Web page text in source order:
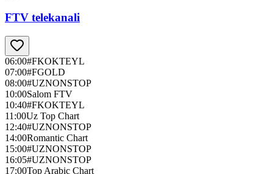
FTV telekanali
06:00#FKOKTEYL
07:00#FGOLD
08:00#UZNONSTOP
10:00Salom FTV
10:40#FKOKTEYL
11:00Uz Top Chart
12:40#UZNONSTOP
14:00Romantic Chart
15:00#UZNONSTOP
16:05#UZNONSTOP
17:00Top Arabic Chart